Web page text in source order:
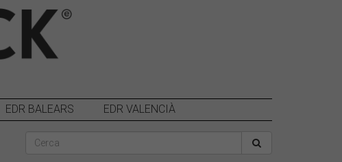
EDR BALEARS EDR VALENCIÀ